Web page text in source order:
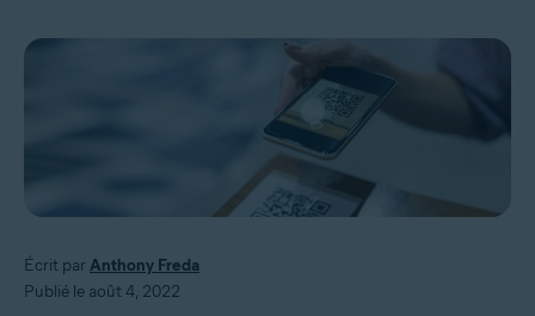
Écrit parAnthony Freda
Publié le août 4, 2022